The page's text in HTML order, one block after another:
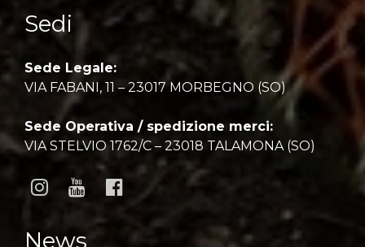
Sedi
Sede Legale:
VIA FABANI, 11 – 23017 MORBEGNO (SO)
Sede Operativa / spedizione merci:
VIA STELVIO 1762/C – 23018 TALAMONA (SO)
News